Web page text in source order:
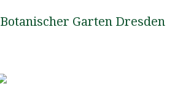
Botanischer Garten Dresden